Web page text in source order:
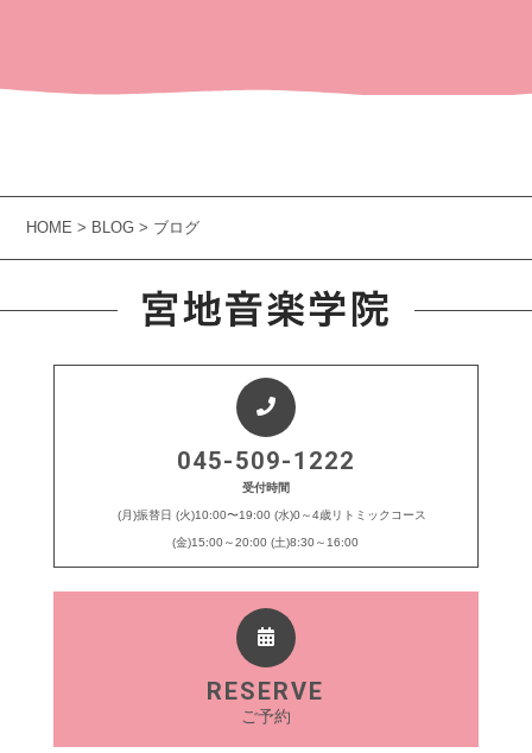
HOME> BLOG > ブログ
045-509-1222
受付時間
(月)振替日 (火)10:00〜19:00 (水)0～4歳リトミックコース
(金)15:00～20:00 (土)8:30～16:00
RESERVE
ご予約